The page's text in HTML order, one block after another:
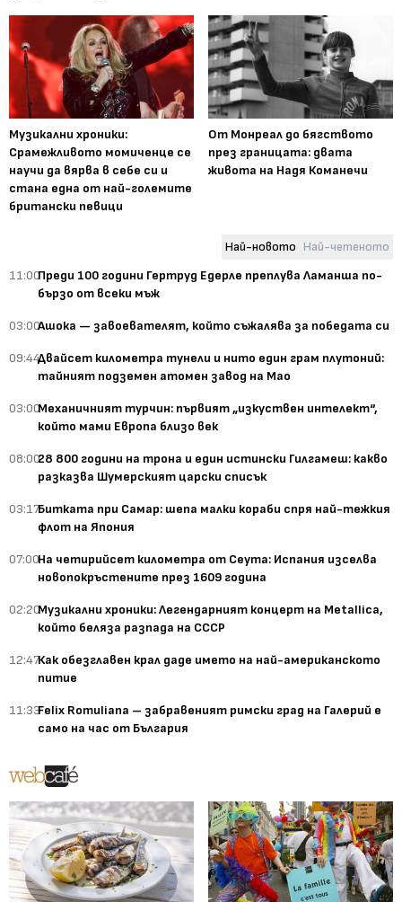
Музикални хроники:
Срамежливото момиченце се
научи да вярва в себе си и
стана една от най-големите
британски певици
От Монреал до бягството
през границата: двата
живота на Надя Команечи
Най-новото Най-четеното
11:00Преди 100 години Гертруд Едерле преплува Ламанша по-
бързо от всеки мъж
03:00Ашока — завоевателят, който съжалява за победата си
09:44Двайсет километра тунели и нито един грам плутоний:
тайният подземен атомен завод на Мао
03:00Механичният турчин: първият „изкуствен интелект“,
който мами Европа близо век
08:0028 800 години на трона и един истински Гилгамеш: какво
разказва Шумерският царски списък
03:17Битката при Самар: шепа малки кораби спря най-тежкия
флот на Япония
07:00На четирийсет километра от Сеута: Испания изселва
новопокръстените през 1609 година
02:20Музикални хроники: Легендарният концерт на Metallica,
който беляза разпада на СССР
12:47Как обезглавен крал даде името на най-американското
питие
11:33Felix Romuliana – забравеният римски град на Галерий е
само на час от България